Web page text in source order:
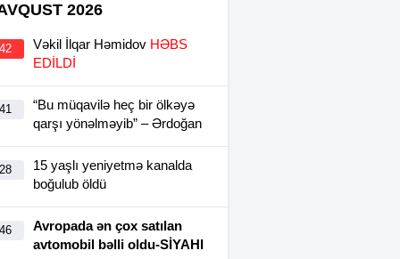
2026
Vəkil İlqar Həmidov HƏBS
EDİLDİ
“Bu müqavilə heç bir ölkəyə
qarşı yönəlməyib” – Ərdoğan
15 yaşlı yeniyetmə kanalda
boğulub öldü
Avropada ən çox satılan
avtomobil bəlli oldu-SİYAHI